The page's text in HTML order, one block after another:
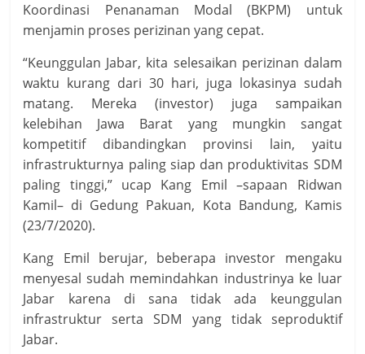
Koordinasi Penanaman Modal (BKPM) untuk
menjamin proses perizinan yang cepat.
“Keunggulan Jabar, kita selesaikan perizinan dalam
waktu kurang dari 30 hari, juga lokasinya sudah
matang. Mereka (investor) juga sampaikan
kelebihan Jawa Barat yang mungkin sangat
kompetitif dibandingkan provinsi lain, yaitu
infrastrukturnya paling siap dan produktivitas SDM
paling tinggi,” ucap Kang Emil –sapaan Ridwan
Kamil– di Gedung Pakuan, Kota Bandung, Kamis
(23/7/2020).
Kang Emil berujar, beberapa investor mengaku
menyesal sudah memindahkan industrinya ke luar
Jabar karena di sana tidak ada keunggulan
infrastruktur serta SDM yang tidak seproduktif
Jabar.